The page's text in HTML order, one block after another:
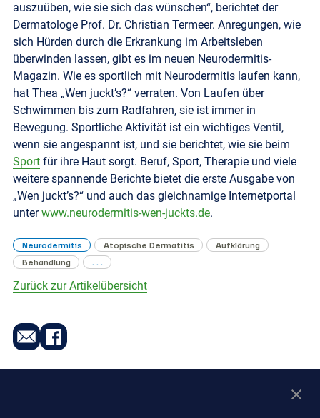
auszuüben, wie sie sich das wünschen“, berichtet der
Dermatologe Prof. Dr. Christian Termeer. Anregungen, wie
sich Hürden durch die Erkrankung im Arbeitsleben
überwinden lassen, gibt es im neuen Neurodermitis-
Magazin. Wie es sportlich mit Neurodermitis laufen kann,
hat Thea „Wen juckt’s?“ verraten. Von Laufen über
Schwimmen bis zum Radfahren, sie ist immer in
Bewegung. Sportliche Aktivität ist ein wichtiges Ventil,
wenn sie angespannt ist, und sie berichtet, wie sie beim
Sport für ihre Haut sorgt. Beruf, Sport, Therapie und viele
weitere spannende Berichte bietet die erste Ausgabe von
„Wen juckt’s?“ und auch das gleichnamige Internetportal
unterwww.neurodermitis-wen-juckts.de.
Neurodermitis Atopische Dermatitis
Aufklärung
Behandlung
. . .
Zurück zur Artikelübersicht